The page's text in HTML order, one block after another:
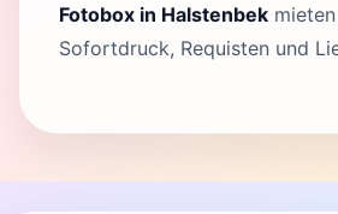
Fotobox in Halstenbek
Sofortdruck, Requisten und